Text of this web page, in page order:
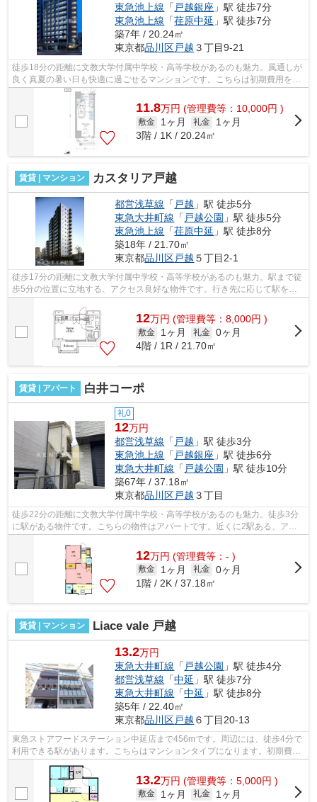
東急池上線 「 戸越銀座 」駅 徒歩7分
東急池上線 「荏原中延 」駅 徒歩7分
築7年 / 20.24㎡
東京都品川区戸越 ３丁目9-21
徒歩18分の距離に文教大学付属中学校・高等学校があるのも魅力。風通しが
良く真夏の暑い日も快適に過ごせるマンションです。こちらは初期費用をカ
ードでお支払いいただけるマンション...
11.8万円 (管理費等：10,000円 )
敷金 1ヶ月 礼金
1ヶ月
3階 / 1K / 20.24㎡
賃貸 | マンション カスタリア戸越
都営浅草線 「 戸越 」駅 徒歩5分
東急大井町線 「 戸越公園 」駅 徒歩5分
東急池上線 「荏原中延 」駅 徒歩8分
築18年 / 21.70㎡
東京都品川区戸越 ５丁目2-1
徒歩17分の距離に文教大学付属中学校・高等学校があるのも魅力。駅まで徒
歩5分の位置に立地する、アクセス良好な物件です。行き先に応じて駅を選
12万円 (管理費等：8,000円 )
敷金 1ヶ月 礼金 0ヶ月
4階 / 1R / 21.70㎡
賃貸 | アパート 白井コーポ
礼0
12万円
都営浅草線 「 戸越 」駅 徒歩3分
東急池上線 「 戸越銀座 」駅 徒歩6分
東急大井町線 「 戸越公園 」駅 徒歩10分
築67年 / 37.18㎡
東京都品川区戸越 ３丁目
徒歩22分の距離に文教大学付属中学校・高等学校があるのも魅力。徒歩3分
に駅がある物件です。こちらの物件はアパートです。近くに2駅ある、アク
12万円 (管理費等：- )
敷金 1ヶ月 礼金 0ヶ月
1階 / 2K / 37.18㎡
賃貸 | マンション Liace vale 戸越
13.2万円
東急大井町線 「 戸越公園 」駅 徒歩4分
都営浅草線 「中延 」駅 徒歩7分
東急大井町線 「中延 」駅 徒歩8分
築5年 / 22.40㎡
東京都品川区戸越 ６丁目20-13
東急ストアフードステーション中延店まで456mです。周辺には、徒歩4分で
利用できる駅があります。こちらはマンションタイプになります。初期費用
をカードでお支払いいただけるので、カ...
13.2万円 (管理費等：5,000円 )
敷金 1ヶ月 礼金
1ヶ月